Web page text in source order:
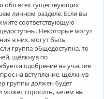
обо всех существующих
личном разделе. Если вы
соответствующую
Некоторые могут
в них, могут быть
группа общедоступна, то
щёлкнув по
одобрение на участие
на вступление, щёлкнув
группы должен будет
может спросить, зачем вы